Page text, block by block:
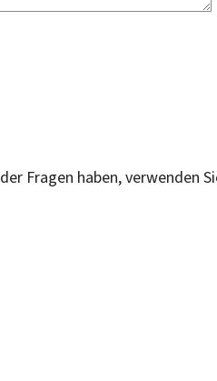
Fragen haben, verwenden